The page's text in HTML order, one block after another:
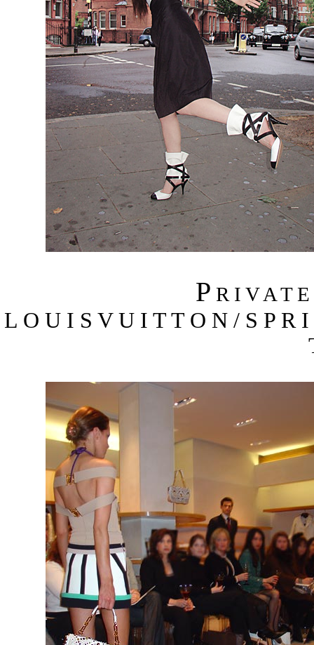
P R I V A T E
L O U I S V U I T T O N / S P R